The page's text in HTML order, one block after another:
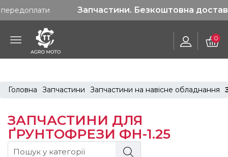
Запчастини. Безкоштовна доставка від
0
Головна Запчастини Запчастини на навісне обладнання
ЗАПЧАСТИНИ ДЛЯ
ҐРУНТОФРЕЗИ ФН-1.25